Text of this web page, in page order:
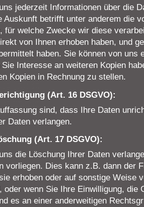
jederzeit Informationen über die
Auskunft betrifft unter anderem die
für welche Zwecke wir diese
von Ihnen erhoben haben, und
haben. Sie können von uns
Interesse an weiteren Kopien
Kopien in Rechnung zu stellen.
(Art. 16 DSGVO):
sind, dass Ihre Daten
Daten verlangen.
(Art. 17 DSGVO):
die Löschung Ihrer Daten
vorliegen. Dies kann z.B. dann der
erhoben oder auf sonstige Weise
oder wenn Sie Ihre Einwilligung, die
es an einer anderweitigen